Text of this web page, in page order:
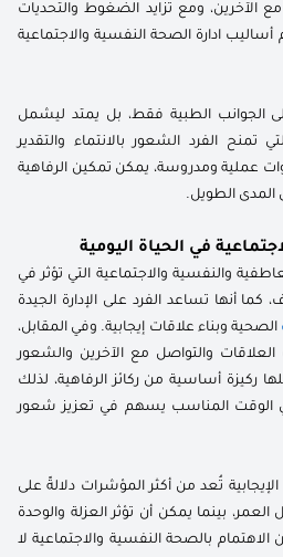
الآخرين، ومع تزايد الضغوط والتحديات
أساليب ادارة الصحة النفسية والاجتماعية
الجوانب الطبية فقط، بل يمتد ليشمل
تمنح الفرد الشعور بالانتماء والتقدير
عملية ومدروسة، يمكن تمكين الرفاهية
المدى الطويل.
في الحياة اليومية
والنفسية والاجتماعية التي تؤثر في
كما أنها تساعد الفرد على الإدارة الجيدة
الصحية وبناء علاقات إيجابية. وفي المقابل،
العلاقات والتواصل مع الآخرين والشعور
ركيزة أساسية من ركائز الرفاهية، لذلك
الوقت المناسب يسهم في تعزيز شعور
تُعد من أكثر المؤشرات دلالةً على
بينما يمكن أن تؤثر العزلة والوحدة
الاهتمام بالصحة النفسية والاجتماعية لا